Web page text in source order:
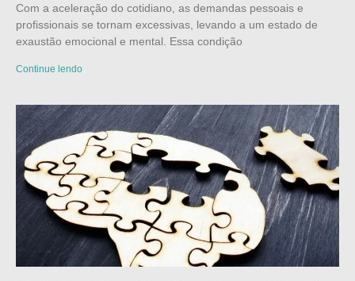
Com a aceleração do cotidiano, as demandas pessoais e
profissionais se tornam excessivas, levando a um estado de
exaustão emocional e mental. Essa condição
Continue lendo